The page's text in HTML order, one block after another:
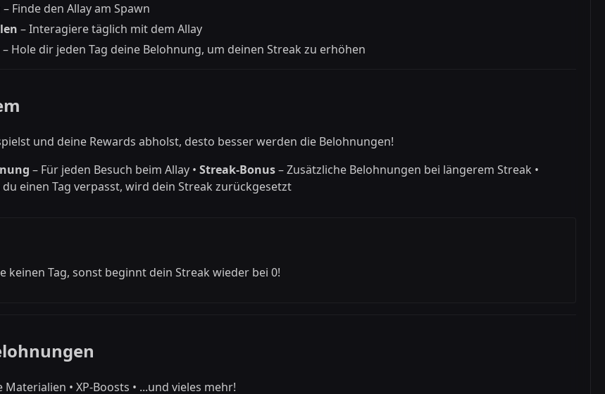
– Finde den Allay am Spawn
– Interagiere täglich mit dem Allay
– Hole dir jeden Tag deine Belohnung, um deinen Streak zu erhöhen
und deine Rewards abholst, desto besser werden die Belohnungen!
– Für jeden Besuch beim Allay • Streak-Bonus– Zusätzliche Belohnungen bei längerem Streak •
du einen Tag verpasst, wird dein Streak zurückgesetzt
keinen Tag, sonst beginnt dein Streak wieder bei 0!
Materialien • XP-Boosts • ...und vieles mehr!